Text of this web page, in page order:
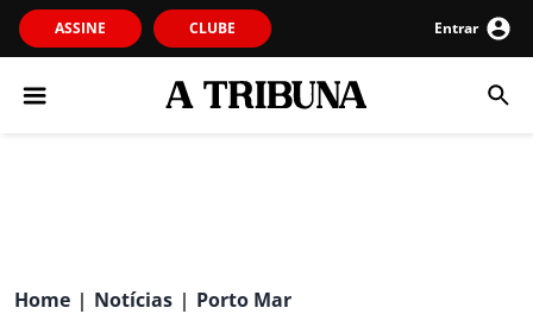
ASSINE CLUBE Entrar
Home | Notícias | Porto Mar